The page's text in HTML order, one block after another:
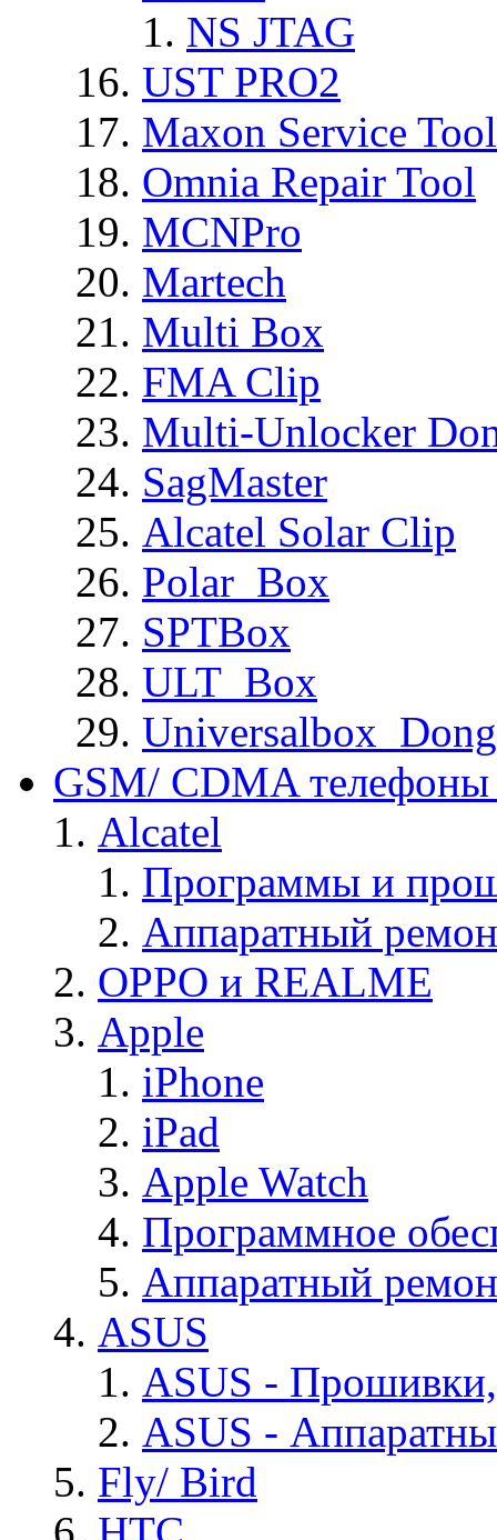
NS JTAG
UST PRO2
Maxon Service
Omnia Repair Tool
MCNPro
Martech
Multi Box
FMA Clip
Multi-Unlocker
SagMaster
Alcatel Solar Clip
Polar_Box
SPTBox
ULT_Box
GSM/ CDMA
Alcatel
Программы и
Аппаратный
OPPO и REALME
Apple
iPhone
iPad
Apple Watch
Программное
Аппаратный
ASUS
ASUS -
ASUS -
Fly/ Bird